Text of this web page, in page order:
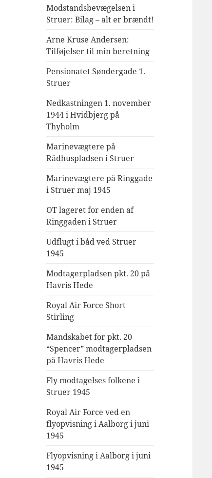
Modstandsbevægelsen i
Struer: Bilag – alt er brændt!
Arne Kruse Andersen:
Tilføjelser til min beretning
Pensionatet Søndergade 1.
Struer
Nedkastningen 1. november
1944 i Hvidbjerg på
Thyholm
Marinevægtere på
Rådhuspladsen i Struer
Marinevægtere på Ringgade
i Struer maj 1945
OT lageret for enden af
Ringgaden i Struer
Udflugt i båd ved Struer
1945
Modtagerpladsen pkt. 20 på
Havris Hede
Royal Air Force Short
Stirling
Mandskabet for pkt. 20
“Spencer” modtagerpladsen
på Havris Hede
Fly modtagelses folkene i
Struer 1945
Royal Air Force ved en
flyopvisning i Aalborg i juni
1945
Flyopvisning i Aalborg i juni
1945